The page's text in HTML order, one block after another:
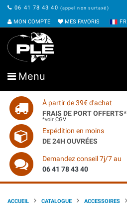
06 41 78 43 40 (appel non surtaxé)
MON COMPTE MES FAVORIS FR
Menu
À partir de 39€ d'achat
FRAIS DE PORT OFFERTS*
*voir CGV
Expédition en moins
DE 24H OUVRÉES
Demandez conseil 7j/7 au
06 41 78 43 40
ACCUEIL CATALOGUE ACCESSOIRES